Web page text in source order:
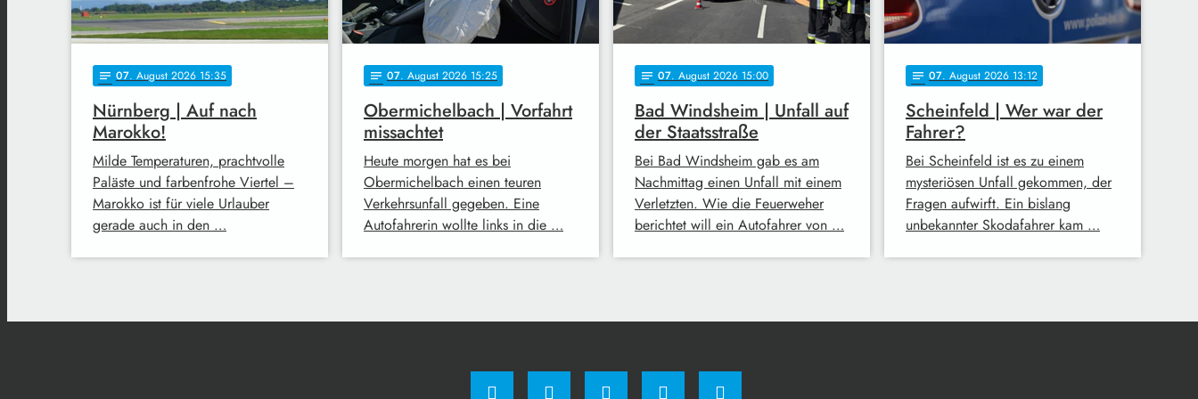
notes 07. August 2026 15:35
Nürnberg | Auf nach
Marokko!
Milde Temperaturen, prachtvolle
Paläste und farbenfrohe Viertel –
Marokko ist für viele Urlauber
gerade auch in den …
notes 07. August 2026 15:25
Obermichelbach | Vorfahrt
missachtet
Heute morgen hat es bei
Obermichelbach einen teuren
Verkehrsunfall gegeben. Eine
Autofahrerin wollte links in die …
notes 07. August 2026 15:00
Bad Windsheim | Unfall auf
der Staatsstraße
Bei Bad Windsheim gab es am
Nachmittag einen Unfall mit einem
Verletzten. Wie die Feuerweher
berichtet will ein Autofahrer von …
notes 07. August 2026 13:12
Scheinfeld | Wer war der
Fahrer?
Bei Scheinfeld ist es zu einem
mysteriösen Unfall gekommen, der
Fragen aufwirft. Ein bislang
unbekannter Skodafahrer kam …